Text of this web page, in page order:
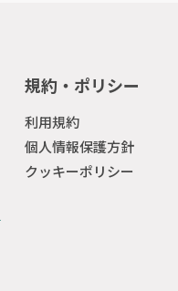
規約・ポリシー
利用規約
個人情報保護方針
クッキーポリシー